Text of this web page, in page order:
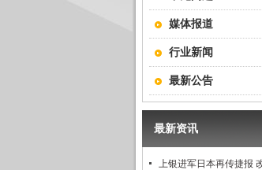
媒体报道
行业新闻
最新公告
最新资讯
上银进军日本再传捷报